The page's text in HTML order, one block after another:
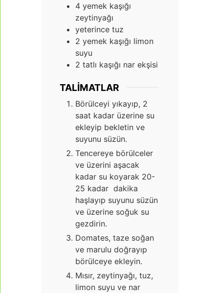
4 yemek kaşığı
zeytinyağı
yeterince tuz
2 yemek kaşığı limon
suyu
2 tatlı kaşığı nar ekşisi
TALIMATLAR
Börülceyi yıkayıp, 2
saat kadar üzerine su
ekleyip bekletin ve
suyunu süzün.
Tencereye börülceler
ve üzerini aşacak
kadar su koyarak 20-
25 kadar dakika
haşlayıp suyunu süzün
ve üzerine soğuk su
gezdirin.
Domates, taze soğan
ve marulu doğrayıp
börülceye ekleyin.
Mısır, zeytinyağı, tuz,
limon suyu ve nar